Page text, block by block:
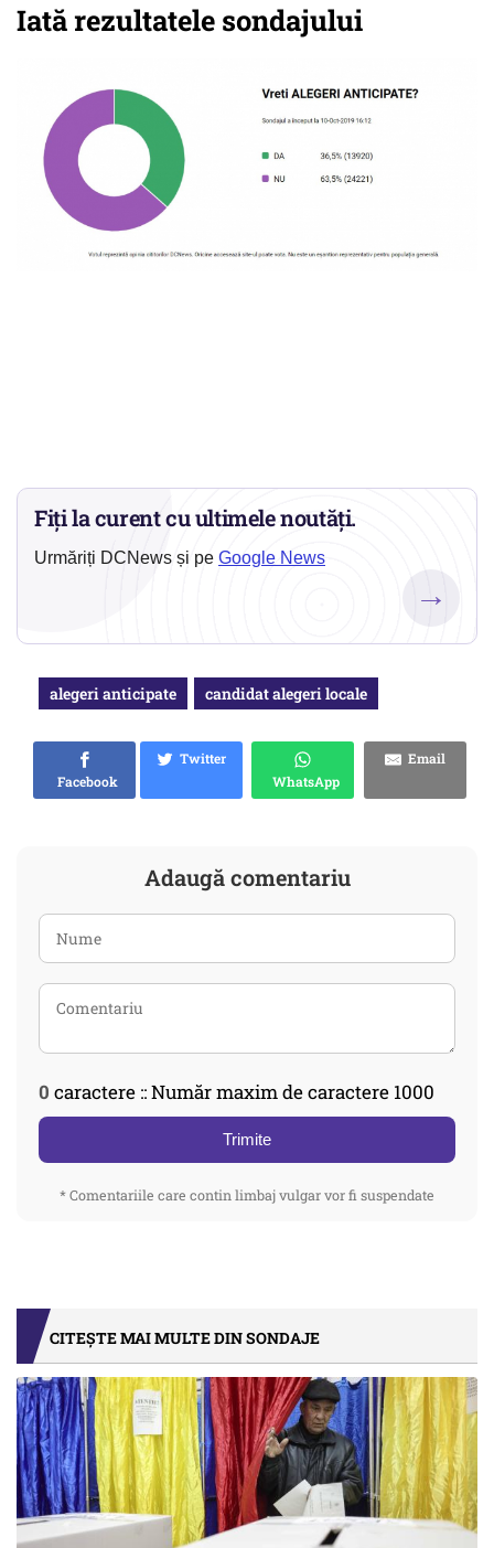
Iată rezultatele sondajului
Fiți la curent cu ultimele noutăți.
Urmăriți DCNews și pe Google News
→
alegeri anticipate candidat alegeri locale
Facebook
Twitter
WhatsApp
Email
Adaugă comentariu
0 caractere :: Număr maxim de caractere 1000
Trimite
* Comentariile care contin limbaj vulgar vor fi suspendate
CITEȘTE MAI MULTE DIN SONDAJE